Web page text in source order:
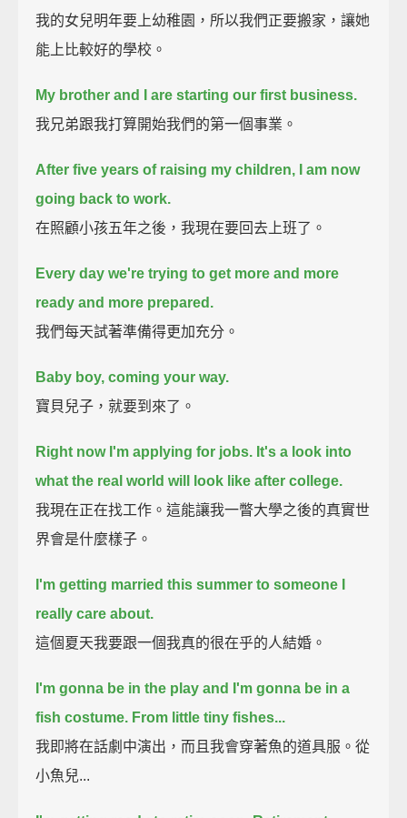
我的女兒明年要上幼稚園，所以我們正要搬家，讓她
能上比較好的學校。
My brother and I are starting our first business.
我兄弟跟我打算開始我們的第一個事業。
After five years of raising my children, I am now
going back to work.
在照顧小孩五年之後，我現在要回去上班了。
Every day we're trying to get more and more
ready and more prepared.
我們每天試著準備得更加充分。
Baby boy, coming your way.
寶貝兒子，就要到來了。
Right now I'm applying for jobs. It's a look into
what the real world will look like after college.
我現在正在找工作。這能讓我一瞥大學之後的真實世
界會是什麼樣子。
I'm getting married this summer to someone I
really care about.
這個夏天我要跟一個我真的很在乎的人結婚。
I'm gonna be in the play and I'm gonna be in a
fish costume. From little tiny fishes...
我即將在話劇中演出，而且我會穿著魚的道具服。從
小魚兒...